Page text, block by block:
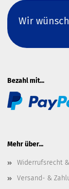
Wir
Bezahl mit...
Mehr über...
Widerrufsrecht
Versand- &